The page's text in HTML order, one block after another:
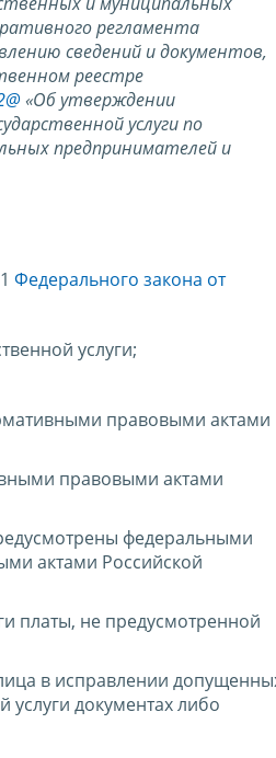
регламента
сведений и документов,
реестре
«Об утверждении
услуги по
предпринимателей и
Федерального закона от
услуги;
правовыми актами
правовыми актами
федеральными
актами Российской
платы, не предусмотренной
в исправлении
услуги документах либо